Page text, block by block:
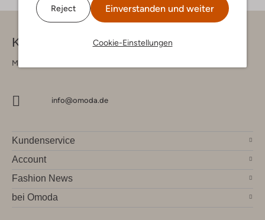
Reject Einverstanden und weiter
Cookie-Einstellungen
Kontakt
Montag - Freitag 09:00 - 17:00 uur
info@omoda.de
Kundenservice
Account
Fashion News
bei Omoda